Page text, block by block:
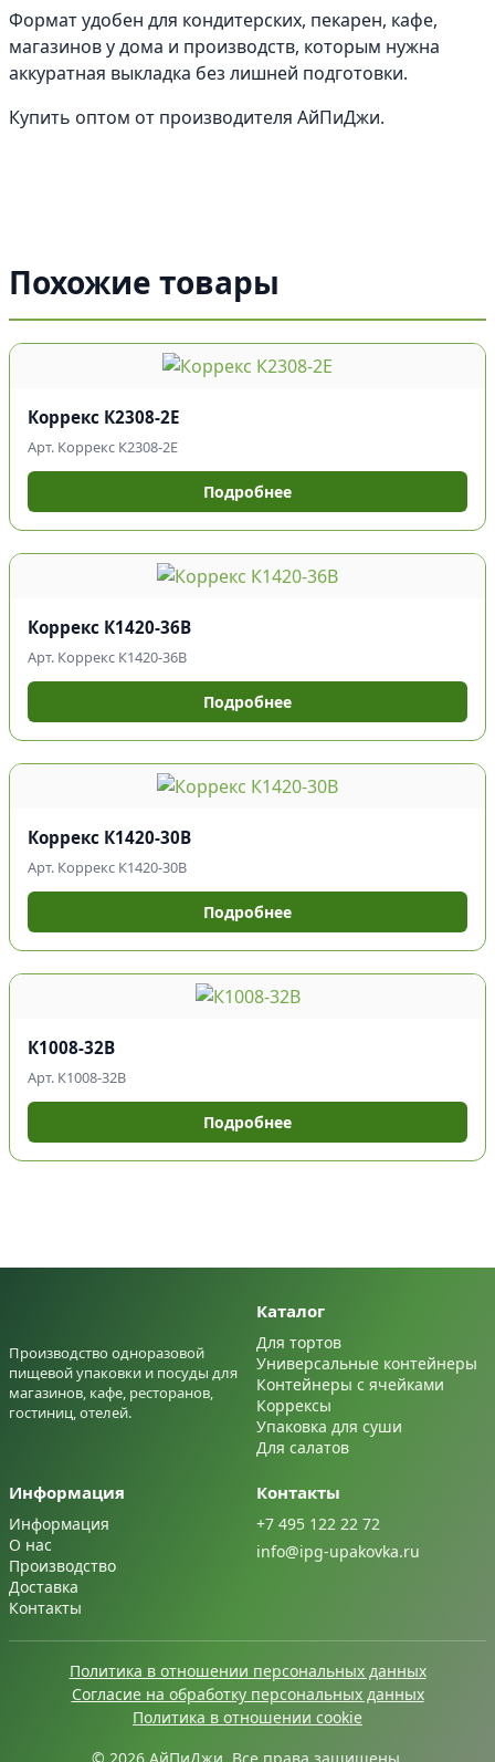
Формат удобен для кондитерских, пекарен, кафе,
магазинов у дома и производств, которым нужна
аккуратная выкладка без лишней подготовки.
Купить оптом от производителя АйПиДжи.
Похожие товары
Коррекс К2308-2Е
Арт. Коррекс К2308-2Е
Подробнее
Коррекс К1420-36В
Арт. Коррекс К1420-36В
Подробнее
Коррекс К1420-30В
Арт. Коррекс К1420-30В
Подробнее
К1008-32В
Арт. К1008-32В
Подробнее
Производство одноразовой
пищевой упаковки и посуды для
магазинов, кафе, ресторанов,
гостиниц, отелей.
Каталог
Для тортов
Универсальные контейнеры
Контейнеры с ячейками
Коррексы
Упаковка для суши
Для салатов
Информация
Информация
О нас
Производство
Доставка
Контакты
Контакты
+7 495 122 22 72
info@ipg-upakovka.ru
Политика в отношении персональных данных
Согласие на обработку персональных данных
Политика в отношении cookie